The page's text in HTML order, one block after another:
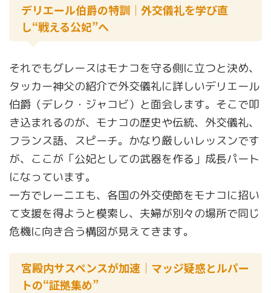
デリエール伯爵の特訓｜外交儀礼を学び直
し“戦える公妃”へ
それでもグレースはモナコを守る側に立つと決め、
タッカー神父の紹介で外交儀礼に詳しいデリエール
伯爵（デレク・ジャコビ）と面会します。そこで叩
き込まれるのが、モナコの歴史や伝統、外交儀礼、
フランス語、スピーチ。かなり厳しいレッスンです
が、ここが「公妃としての武器を作る」成長パート
になっています。
一方でレーニエも、各国の外交使節をモナコに招い
て支援を得ようと模索し、夫婦が別々の場所で同じ
危機に向き合う構図が見えてきます。
宮殿内サスペンスが加速｜マッジ疑惑とルパー
トの“証拠集め”